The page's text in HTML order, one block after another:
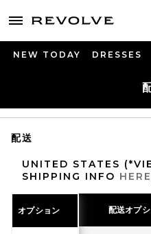
menu - shows more content
NEW TODAY DRESSES
配送
UNITED STATES
SHIPPING INFO HERE
配送オプ
オプション